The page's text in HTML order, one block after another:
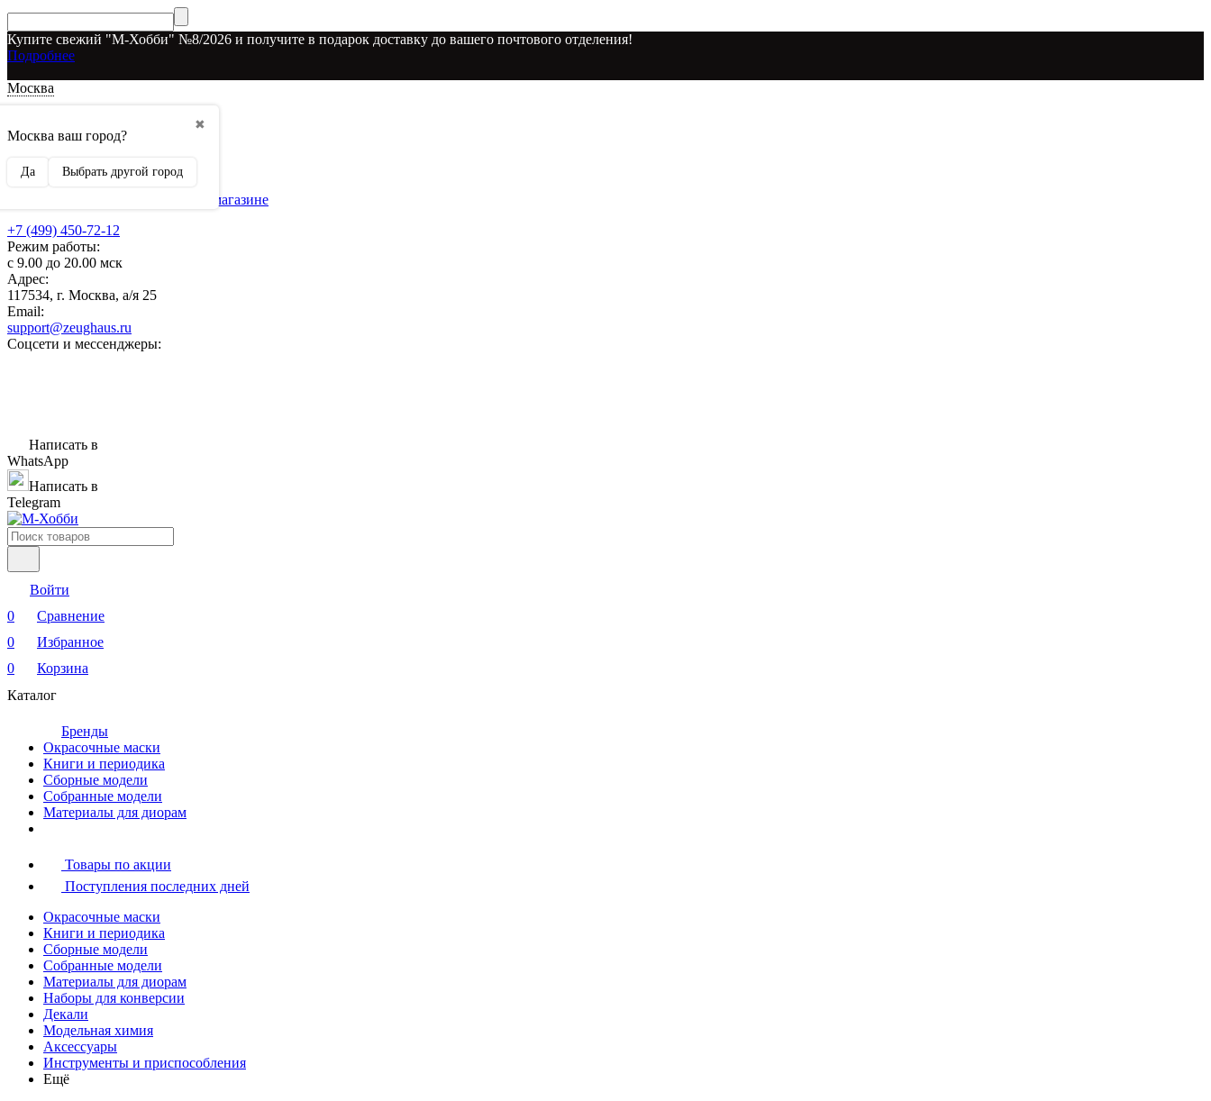
Купите свежий "М-Хобби" №8/2026 и получите в подарок доставку до вашего почтового отделения!
Подробнее
Москва
✖
Москва ваш город?
Да Выбрать другой город
О наших скидках
Рекламодателям
Бренды, представленные в магазине
+7 (499) 450-72-12
Режим работы:
с 9.00 до 20.00 мск
Адрес:
117534, г. Москва, а/я 25
Email:
support@zeughaus.ru
Соцсети и мессенджеры:
Написать в
WhatsApp
Написать в
Telegram
Войти
0
Сравнение
0
Избранное
0
Корзина
Каталог
Бренды
Окрасочные маски
Книги и периодика
Сборные модели
Собранные модели
Материалы для диорам
Товары по акции
Поступления последних дней
Окрасочные маски
Книги и периодика
Сборные модели
Собранные модели
Материалы для диорам
Наборы для конверсии
Декали
Модельная химия
Аксессуары
Инструменты и приспособления
Ещё